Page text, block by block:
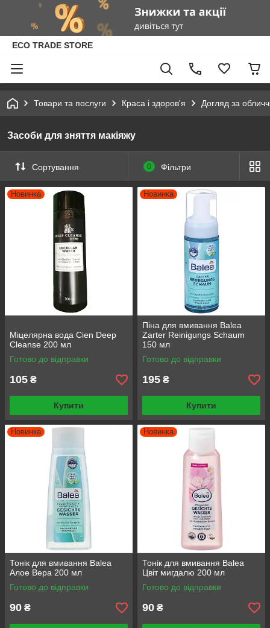
ECO TRADE STORE
Товари та послуги Краса і здоров'я Догляд за
Засоби для зняття макіяжу
Сортування 0 Фільтри
Новинка
Міцелярна вода Cien Deep
Cleanse 200 мл
Готово до відправки
105 ₴
Купити
Новинка
Піна для вмивання Balea
Zarter Reinigungs Schaum
150 мл
Готово до відправки
195 ₴
Купити
Новинка
Тонік для вмивання Balea
Алое Вера 200 мл
Готово до відправки
90 ₴
Новинка
Тонік для вмивання Balea
Цвіт мигдалю 200 мл
Готово до відправки
90 ₴